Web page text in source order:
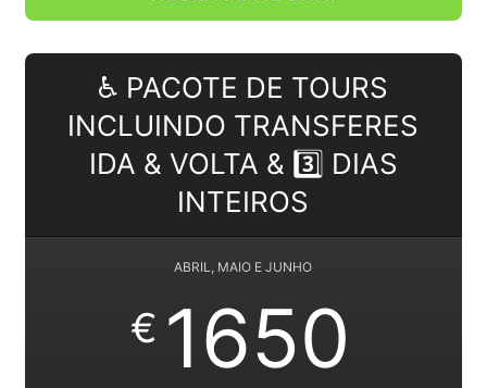
♿ PACOTE DE TOURS
INCLUINDO TRANSFERES
IDA & VOLTA & 3️⃣ DIAS
INTEIROS
ABRIL, MAIO E JUNHO
€ 1650